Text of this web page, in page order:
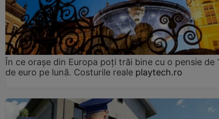
În ce orașe din Europa poți trăi bine cu o pensie de
de euro pe lună. Costurile reale playtech.ro